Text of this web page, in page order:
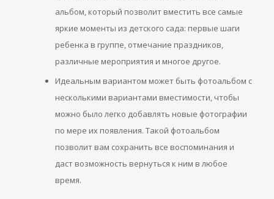
альбом, который позволит вместить все самые
яркие моменты из детского сада: первые шаги
ребенка в группе, отмечание праздников,
различные мероприятия и многое другое.
Идеальным вариантом может быть фотоальбом с
несколькими вариантами вместимости, чтобы
можно было легко добавлять новые фотографии
по мере их появления. Такой фотоальбом
позволит вам сохранить все воспоминания и
даст возможность вернуться к ним в любое
время.